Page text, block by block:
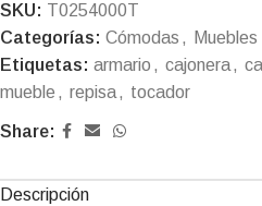
SKU: T0254000T
Categorías: Cómodas ,
Muebles
Etiquetas: armario , cajonera,
mueble , repisa, tocador
Share:
Descripción